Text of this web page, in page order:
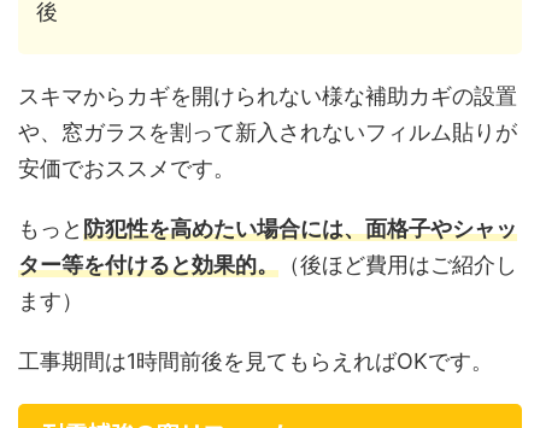
後
スキマからカギを開けられない様な補助カギの設置
や、窓ガラスを割って新入されないフィルム貼りが
安価でおススメです。
もっと防犯性を高めたい場合には、面格子やシャッ
ター等を付けると効果的。 （後ほど費用はご紹介し
ます）
工事期間は1時間前後を見てもらえればOKです。